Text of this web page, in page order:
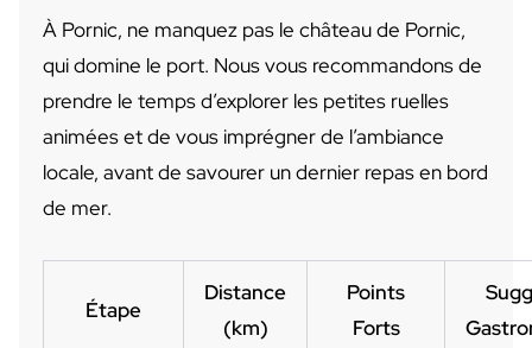
À Pornic, ne manquez pas le château de Pornic,
qui domine le port. Nous vous recommandons de
prendre le temps d’explorer les petites ruelles
animées et de vous imprégner de l’ambiance
locale, avant de savourer un dernier repas en bord
de mer.
Étape
Distance
(km)
Points
Forts